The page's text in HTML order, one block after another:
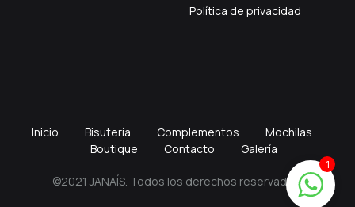
Política de privacidad
©2021 JANAÍS. Todos los derechos reservados.
Inicio Bisutería Complementos
Mochilas
Boutique
Contacto Galería
1